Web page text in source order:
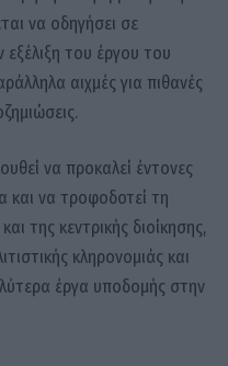
να οδηγήσει σε
εξέλιξη του έργου του
αιχμές για πιθανές
να προκαλεί έντονες
και να τροφοδοτεί τη
της κεντρικής διοίκησης,
κληρονομιάς και
έργα υποδομής στην